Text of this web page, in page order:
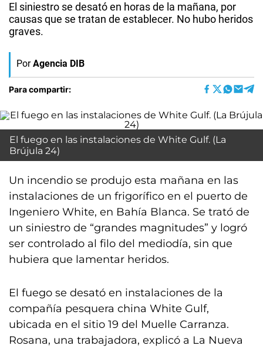
El siniestro se desató en horas de la mañana, por
causas que se tratan de establecer. No hubo heridos
graves.
Por Agencia DIB
Para compartir:
El fuego en las instalaciones de White Gulf. (La
Brújula 24)
Un incendio se produjo esta mañana en las
instalaciones de un frigorífico en el puerto de
Ingeniero White, en Bahía Blanca. Se trató de
un siniestro de “grandes magnitudes” y logró
ser controlado al filo del mediodía, sin que
hubiera que lamentar heridos.
El fuego se desató en instalaciones de la
compañía pesquera china White Gulf,
ubicada en el sitio 19 del Muelle Carranza.
Rosana, una trabajadora, explicó a La Nueva